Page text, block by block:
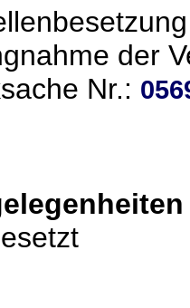
der
Nr.: